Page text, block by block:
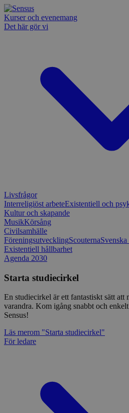
Kurser och evenemang
Det här gör vi
Livsfrågor
Interreligiöst arbeteExistentiell och
Kultur och skapande
MusikKörsång
Civilsamhälle
FöreningsutvecklingScouterna
Existentiell hållbarhet
Agenda 2030
Starta studiecirkel
En studiecirkel är ett fantastiskt sätt att
varandra. Kom igång snabbt och
Sensus!
Läs merom "Starta studiecirkel"
För ledare